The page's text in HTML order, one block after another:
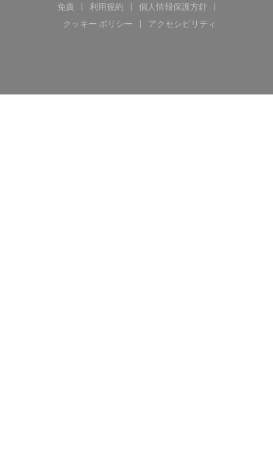
免責
((新しいウィンドウで開きます))
利用規約
((新しいウィンドウで開きます))
個人情報保護方針
((新しいウィンドウで開
クッキー ポリシー
((新しいウィンドウで開きます))
アクセシビリティ
((新しいウィンドウで